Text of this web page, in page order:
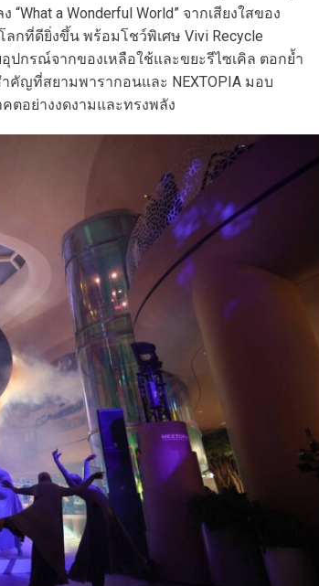
a Wonderful World” จากเสียงใสของ
กที่ดียิ่งขึ้น พร้อมโชว์พิเศษ Vivi Recycle
ปกรณ์จากของเหลือใช้และขยะรีไซเคิล ตอกย้ำ
ญที่สยามพารากอนและ NEXTOPIA มอบ
อย่างงดงามและทรงพลัง